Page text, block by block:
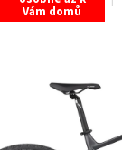
Vám domů